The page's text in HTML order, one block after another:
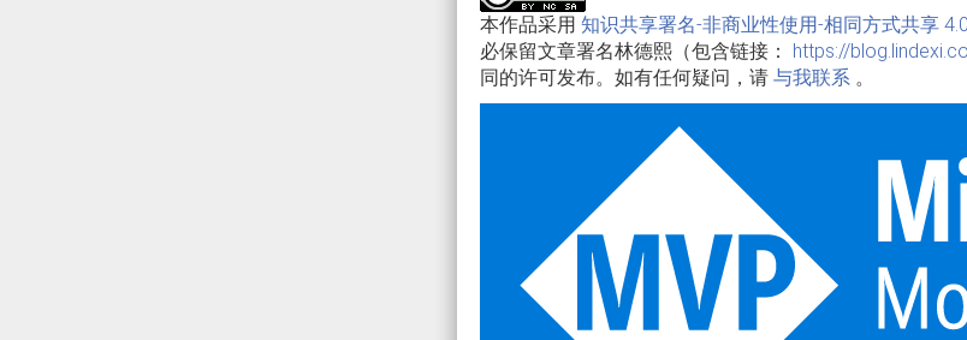
本作品采用 知识共享署名-非商业性使用-相同方式共享
必保留文章署名林德熙（包含链接： https://
同的许可发布。如有任何疑问，请 与我联系。